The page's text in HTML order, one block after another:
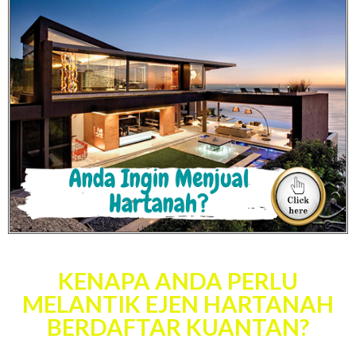
KENAPA ANDA PERLU
MELANTIK EJEN HARTANAH
BERDAFTAR KUANTAN?